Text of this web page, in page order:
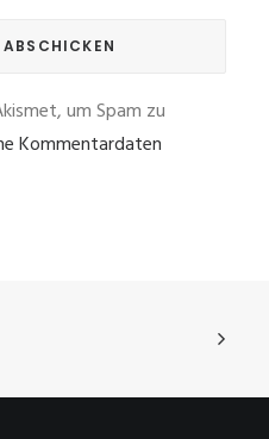
um Spam zu
Kommentardaten